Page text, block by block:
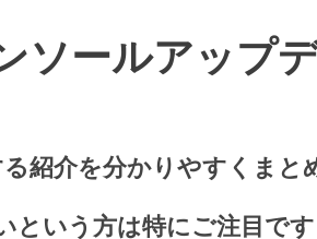
ールアップデ
紹介を分かりやすくまと
という方は特にご注目です